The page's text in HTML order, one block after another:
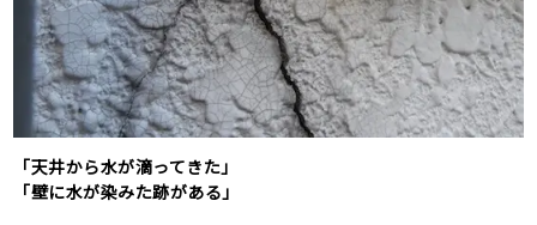
「天井から水が滴ってきた」
「壁に水が染みた跡がある」